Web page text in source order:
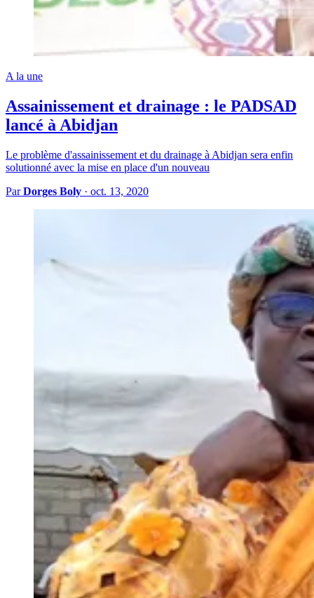
A la une
Assainissement et drainage : le PADSAD
lancé à Abidjan
Le problème d'assainissement et du drainage à Abidjan sera enfin
solutionné avec la mise en place d'un nouveau
ParDorges Boly · oct. 13, 2020